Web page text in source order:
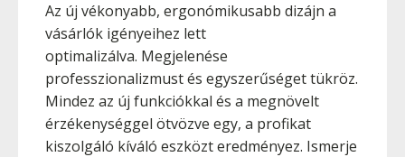
Az új vékonyabb, ergonómikusabb dizájn a
vásárlók igényeihez lett
optimalizálva. Megjelenése
professzionalizmust és egyszerűséget tükröz.
Mindez az új funkciókkal és a megnövelt
érzékenységgel ötvözve egy, a profikat
kiszolgáló kíváló eszközt eredményez. Ismerje